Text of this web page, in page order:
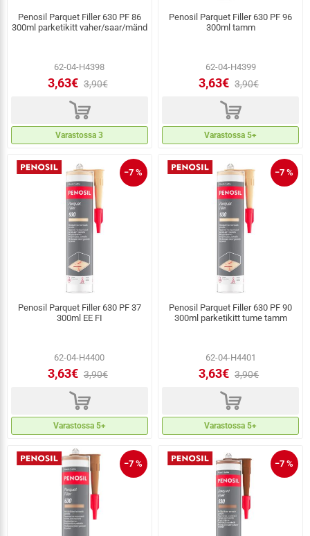
Penosil Parquet Filler 630 PF 86
300ml parketikitt vaher/saar/mänd
62-04-H4398
3,63€ 3,90€
d
Varastossa 3
Penosil Parquet Filler 630 PF 96
300ml tamm
62-04-H4399
3,63€ 3,90€
d
Varastossa 5+
−7 %
Penosil Parquet Filler 630 PF 37
300ml EE FI
62-04-H4400
3,63€ 3,90€
d
Varastossa 5+
−7 %
Penosil Parquet Filler 630 PF 90
300ml parketikitt tume tamm
62-04-H4401
3,63€ 3,90€
d
Varastossa 5+
−7 % −7 %